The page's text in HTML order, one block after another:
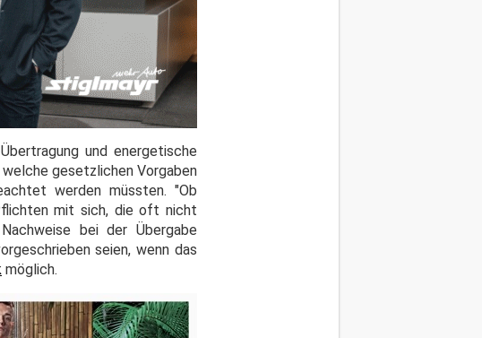
und energetische
gesetzlichen Vorgaben
werden müssten. "Ob
mit sich, die oft nicht
bei der Übergabe
seien, wenn das
möglich.